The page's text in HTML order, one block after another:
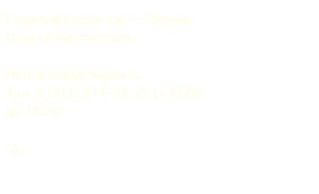
Главный редактор — Грачев
Сергей Викторович.
Почта: mail@5uglov.ru
Тел. 8 (812) 274-35-25 (c 12.00
до 18.00)
12+